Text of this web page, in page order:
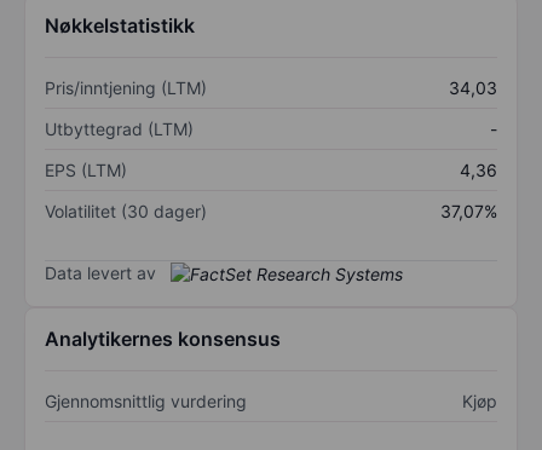
Nøkkelstatistikk
Pris/inntjening (LTM)
34,03
Utbyttegrad (LTM)
-
EPS (LTM)
4,36
Volatilitet (30 dager)
37,07%
Data levert av
Analytikernes konsensus
Gjennomsnittlig vurdering Kjøp